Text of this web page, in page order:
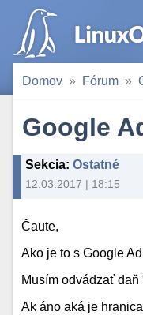
Domov Fórum
Google
Sekcia: Ostatné
12.03.2017 | 18:15
Čaute,
Ako je to s Google
Musím odvádzať
Ak áno aká je